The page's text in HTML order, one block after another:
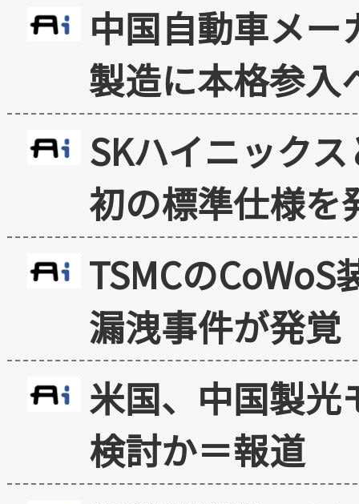
中国自動車メ
製造に本格参入
SKハイニック
初の標準仕様を
TSMCの
漏洩事件が発覚
米国、中国製光
検討か＝報道